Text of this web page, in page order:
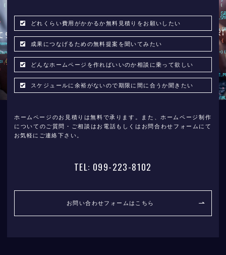
どれくらい費用がかかるか無料見積りをお願いしたい
成果につなげるための無料提案を聞いてみたい
どんなホームページを作ればいいのか相談に乗って欲しい
スケジュールに余裕がないので期限に間に合うか聞きたい
ホームページのお見積りは無料で承ります。また、ホームページ制作
についてのご質問・ご相談はお電話もしくはお問合わせフォームにて
お気軽にご連絡下さい。
TEL: 099-223-8102
お問い合わせフォームはこちら